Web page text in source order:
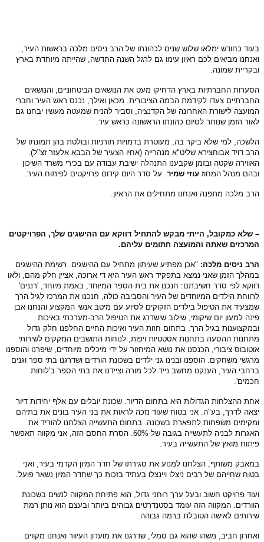
כחודש ימלאו שלוש שנים לכהונתו של הרב ניסים מלכה בראשות העיר,
מביאים לכם ראיון עימו גם לרגל השנה החדשה, שהייתה מיוחדת בארץ
שמונה.
החברתיות בארץ הדחיקו מעט את הנושאים הביטחוניים, והנושאים
צעדו לקידמת הבמה הציבורית. מכאן ואילך, נכנס ראש העיר וחברי
לישורת האחרונה של הקדנציה, וסביר להניח שמעטה מעשיו יבחנו גם
הזמן שנותר לסיום כהונתו הראשונה כראש עיר.
למי שלא ביקר בה, מעוטרת בדמויות תורניות ובולטת בהן תמונתו של
דויד אבוחצירא שליט"א מנהרייה (אחיו הצעיר של הבבא אלעזר זצ"ל).
שקטה ובזמן שקבענו התנהלה ישיבת עבודה עם בכירי משרד השיכון
מנהל המחוזעוזי שמיר. על סדר היום קידום פרויקטים לפיתוח העיר.
מלכה מתפנה ואנחנו מתחילים את הראיון.
שלא כמקובל, הייתי מבקש להתחיל דווקא עם ההישגים שלך, הפרויקטים
שאתה והמועצה חתומים עליהם.
ניסים מלכה:"אכן מפתיע שעיתון מתחיל עם ההישגים. רשימת ההישגים
הזמן שאני נמצא בתפקיד ראש העיר היא די ארוכה, אציין חלק מהם, ולאו
לפי סדר חשיבתם: חנכנו את בית הספר המיוחד, באמת מיוחד, 'רננים'
הילדים המיוחדים של העיר והסביבה כולה, חנכנו את המרכז לגיל הרך
את הטיפול בילדים הזקוקים לסיוע עם מיטב אנשי המקצוע והנחנו אבן
למעון יום שיקומי, שילוב שישדרג את הטיפול הרב-מערכתי באיכות
בגיל הרך. בתחום חזות העיר ואיכות החיים החלפנו חלק גדול
ההסעה בתחנות אסטטיות ויפות, לנוחות התושבים הנזקקים לשירותי
ציבורי, הכנסנו את נושא המיחזור על ידי מיכלים מיוחדים, שיפרנו והוספנו
משחקים. הוספנו ובנינו גני ילדים בשכונת הורדים ושדרגנו בתי ספר וגנים
העיר, הענקנו מחשב נייד לכל מורה וציידנו את בתי הספר ב'לוחות
ההצלחות הגדולות היא בתחום הדיור. שכונת יובלים עם אלף יחידות דיור
לדרך, בע"ה. אני בטוח שעוד נזכה לראות את בני העיר בונים את בתיהם
משפחות לתפארת בשכונה. בתחום התעשייה הצלחנו להוריד את
האגרות לבניה לתעשייה בגובה של 60%. הסרת החסם הזה, אני מקווה תאפשר
מואץ של התעשייה בעיר.
משותף, הצלחנו למנוע את סגירתו של חדר המיון הקדמי בעיר, ואני
שחייהם של רבים ניצלו ויינצלו בעתיד בזכות כך שחדר המיון נשאר פועל.
פרויקט חשוב ובעל ערך רוחני גדול, הוא פתיחת המקווה לנשים בשכונת
המקווה הזה עומד בסטנדרטים גבוהים ביותר ובעצם הוא נותן רמת
לאישה הטובלת ברמה גבוהה.
חביב, משהו שהוא גם סמלי, שדרגנו את מועדון העיוור ואנחנו מקווים